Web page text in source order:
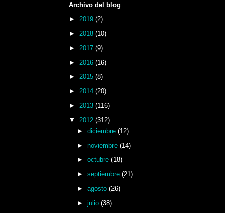
Archivo del blog
► 2019 (2)
► 2018 (10)
► 2017 (9)
► 2016 (16)
► 2015 (8)
► 2014 (20)
► 2013 (116)
▼ 2012 (312)
► diciembre (12)
► noviembre (14)
► octubre (18)
► septiembre (21)
► agosto (26)
► julio (38)